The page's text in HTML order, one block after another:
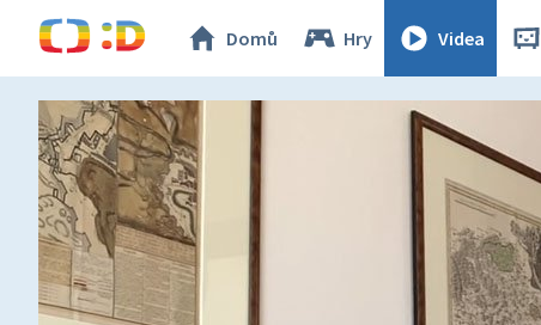
Domů Hry Videa